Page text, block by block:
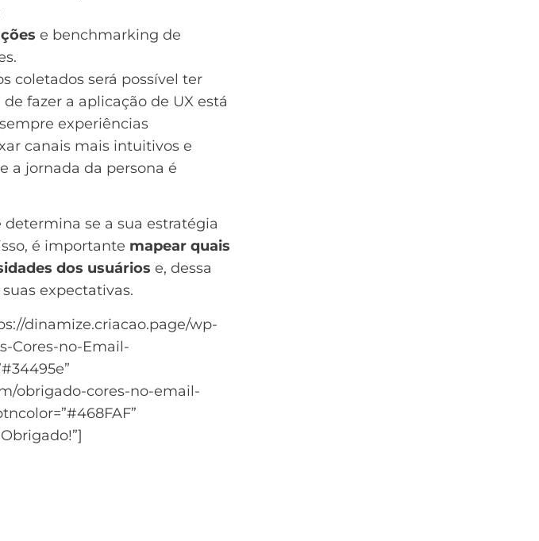
e benchmarking de
coletados será possível ter
fazer a aplicação de UX está
experiências
canais mais intuitivos e
a jornada da persona é
se a sua estratégia
é importante mapear quais
dos usuários e, dessa
expectativas.
dinamize.criacao.page/wp-
Cores-no-Email-
obrigado-cores-no-email-